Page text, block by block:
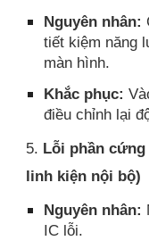
Nguyên nhân:
tiết kiệm năng
màn hình.
Khắc phục:
điều chỉnh lại
5. Lỗi phần
linh kiện nội bộ)
Nguyên nhân:
IC lỗi.